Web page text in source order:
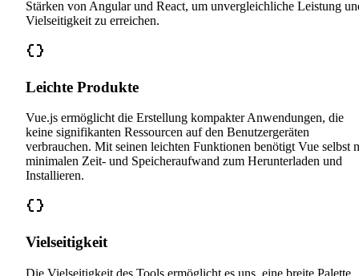
Stärken von Angular und React, um unvergleichliche Leistung
Vielseitigkeit zu erreichen.
Leichte Produkte
Vue.js ermöglicht die Erstellung kompakter Anwendungen, die
keine signifikanten Ressourcen auf den Benutzergeräten
verbrauchen. Mit seinen leichten Funktionen benötigt Vue selbst
minimalen Zeit- und Speicheraufwand zum Herunterladen und
Installieren.
Vielseitigkeit
Die Vielseitigkeit des Tools ermöglicht es uns, eine breite Palette